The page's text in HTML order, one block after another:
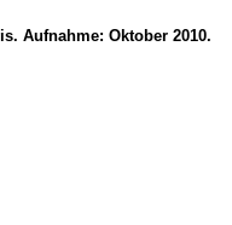
Aufnahme: Oktober 2010.